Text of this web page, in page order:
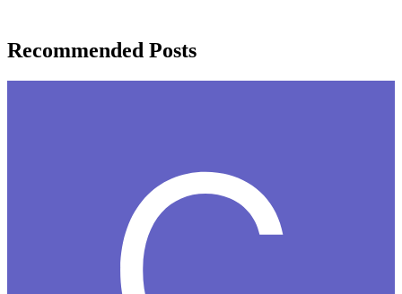
Recommended Posts